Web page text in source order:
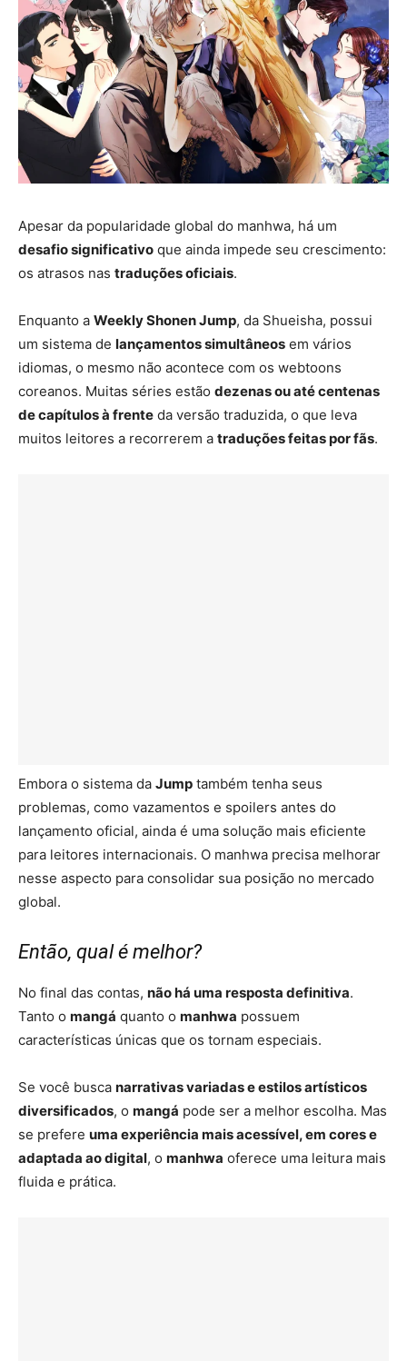
Apesar da popularidade global do manhwa, há um
desafio significativo que ainda impede seu crescimento:
os atrasos nas traduções oficiais.
Enquanto a Weekly Shonen Jump, da Shueisha, possui
um sistema de lançamentos simultâneos em vários
idiomas, o mesmo não acontece com os webtoons
coreanos. Muitas séries estão dezenas ou até centenas
de capítulos à frente da versão traduzida, o que leva
muitos leitores a recorrerem a traduções feitas por fãs.
Embora o sistema da Jump também tenha seus
problemas, como vazamentos e spoilers antes do
lançamento oficial, ainda é uma solução mais eficiente
para leitores internacionais. O manhwa precisa melhorar
nesse aspecto para consolidar sua posição no mercado
global.
Então, qual é melhor?
No final das contas, não há uma resposta definitiva.
Tanto o mangá quanto o manhwa possuem
características únicas que os tornam especiais.
Se você busca narrativas variadas e estilos artísticos
diversificados, o mangá pode ser a melhor escolha. Mas
se prefere uma experiência mais acessível, em cores e
adaptada ao digital, o manhwa oferece uma leitura mais
fluida e prática.